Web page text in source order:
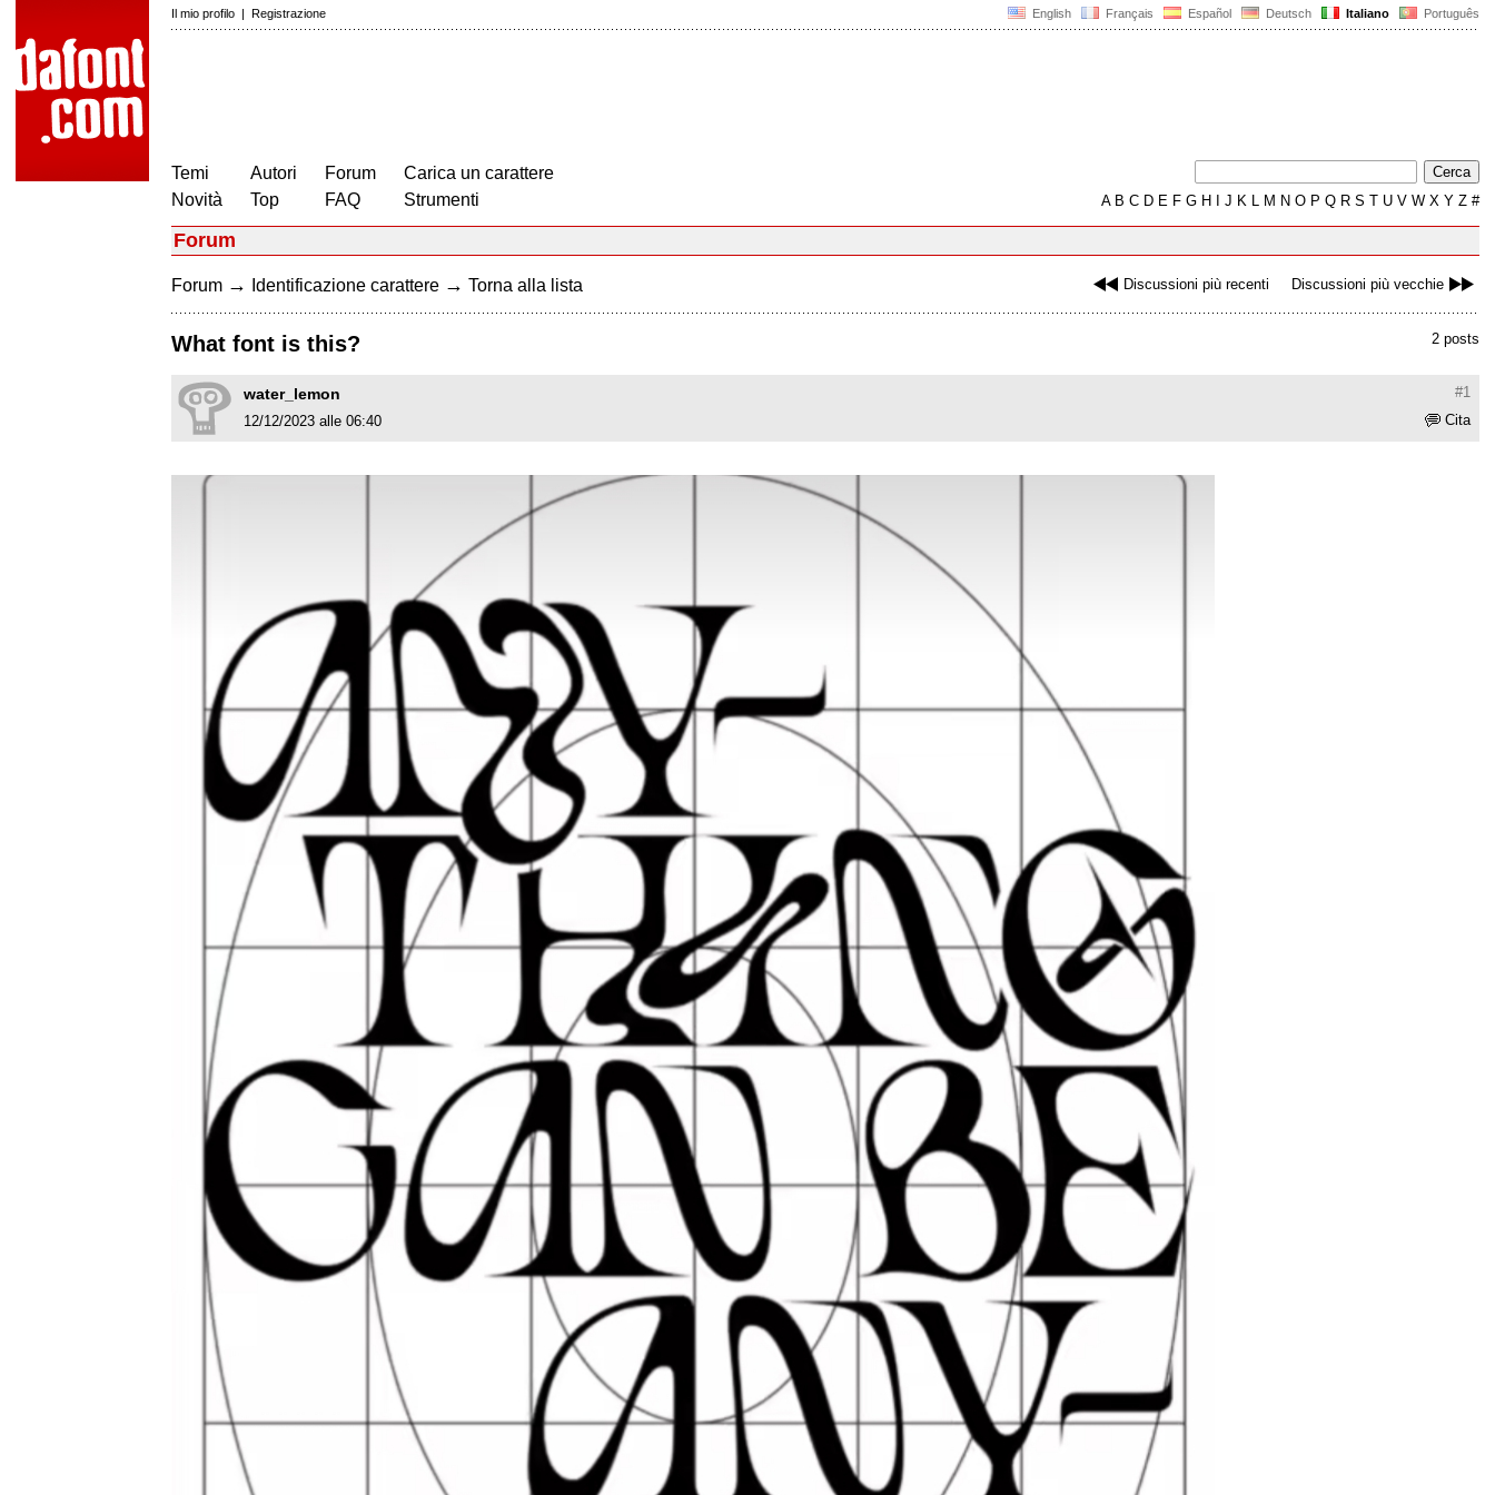
English Français Español Deutsch Italiano Português
Il mio profilo | Registrazione
Temi
Novità
Autori
Top
Forum
FAQ
Carica un carattere
Strumenti
AB C D E F G H J K L M N O P Q R S T U V W X Y Z #
Forum
Discussioni più recenti Discussioni più vecchie
Forum → Identificazione carattere → Torna alla lista
2 posts
What font is this?
#1
water_lemon
Cita
12/12/2023 alle 06:40